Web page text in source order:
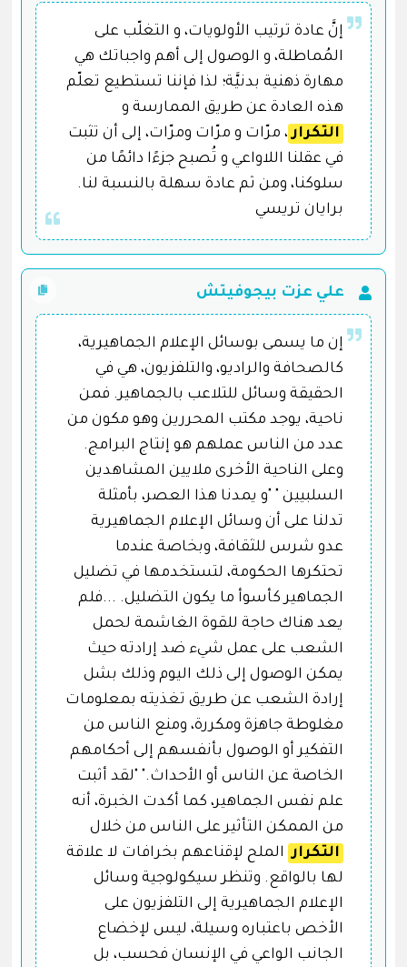
إنَّ عادة ترتيب الأولويات، و التغلّب على
المُماطلة، و الوصول إلى أهم واجباتك هي
مهارة ذهنية بدنيَّة؛ لذا فإننا تستطيع تعلّم
هذه العادة عن طريق الممارسة و
التكرار ، مرّات و مرّات ومرّات، إلى أن تثبت
في عقلنا اللاواعي و تُصبح جزءًا دائمًا من
سلوكنا، ومن ثم عادة سهلة بالنسبة لنا.
برايان تريسي
علي عزت بيجوفيتش
إن ما يسمى بوسائل الإعلام الجماهيرية،
كالصحافة والراديو، والتلفزيون، هي في
الحقيقة وسائل للتلاعب بالجماهير. فمن
ناحية، يوجد مكتب المحررين وهو مكون من
عدد من الناس عملهم هو إنتاج البرامج.
وعلى الناحية الأخرى ملايين المشاهدين
السلبيين " "و يمدنا هذا العصر، بأمثلة
تدلنا على أن وسائل الإعلام الجماهيرية
عدو شرس للثقافة، وبخاصة عندما
تحتكرها الحكومة، لتستخدمها في تضليل
الجماهير كأسوأ ما يكون التضليل. ...فلم
يعد هناك حاجة للقوة الغاشمة لحمل
الشعب على عمل شيء ضد إرادته حيث
يمكن الوصول إلى ذلك اليوم وذلك بشل
إرادة الشعب عن طريق تغذيته بمعلومات
مغلوطة جاهزة ومكررة، ومنع الناس من
التفكير أو الوصول بأنفسهم إلى أحكامهم
الخاصة عن الناس أو الأحداث." "لقد أثبت
علم نفس الجماهير، كما أكدت الخبرة، أنه
من الممكن التأثير على الناس من خلال
التكرار الملح لإقناعهم بخرافات لا علاقة
لها بالواقع. وتنظر سيكولوجية وسائل
الإعلام الجماهيرية إلى التلفزيون على
الأخص باعتباره وسيلة، ليس لإخضاع
الجانب الواعي في الإنسان فحسب، بل